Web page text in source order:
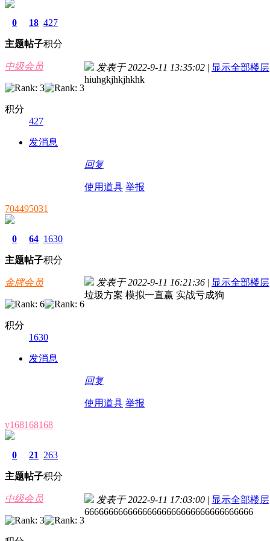
0
主题
18
帖子
427
积分
中级会员
积分
427
发消息
发表于 2022-9-11 13:35:02 | 显示全部楼层
hiuhgkjhkjhkhk
回复
使用道具 举报
704495031
0
主题
64
帖子
1630
积分
金牌会员
积分
1630
发消息
发表于 2022-9-11 16:21:36 | 显示全部楼层
垃圾方案 模拟一直赢 实战亏成狗
回复
使用道具 举报
y168168168
0
主题
21
帖子
263
积分
中级会员 发表于 2022-9-11 17:03:00 | 显示全部楼层
66666666666666666666666666666666666